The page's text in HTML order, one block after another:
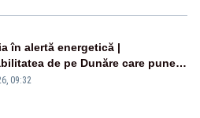
în alertă energetică |
de pe Dunăre care pune
Centrala Cernavodă era
09:32